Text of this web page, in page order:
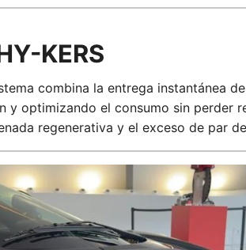
KERS
combina la entrega instantánea
y optimizando el consumo sin perder
regenerativa y el exceso de par